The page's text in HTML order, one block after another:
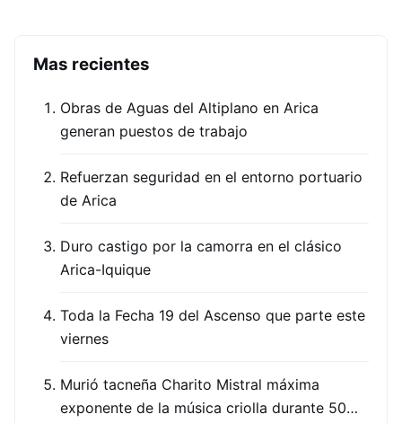
Mas recientes
Obras de Aguas del Altiplano en Arica
generan puestos de trabajo
Refuerzan seguridad en el entorno portuario
de Arica
Duro castigo por la camorra en el clásico
Arica-Iquique
Toda la Fecha 19 del Ascenso que parte este
viernes
Murió tacneña Charito Mistral máxima
exponente de la música criolla durante 50…